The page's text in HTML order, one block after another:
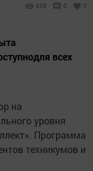
338 0 0
всех
на
уровня
Программа
техникумов и